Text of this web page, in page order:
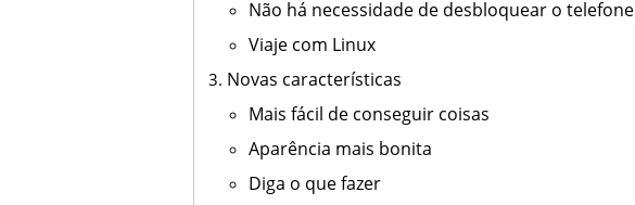
Não há necessidade de desbloquear o telefone
Viaje com Linux
Novas características
Mais fácil de conseguir coisas
Aparência mais bonita
Diga o que fazer